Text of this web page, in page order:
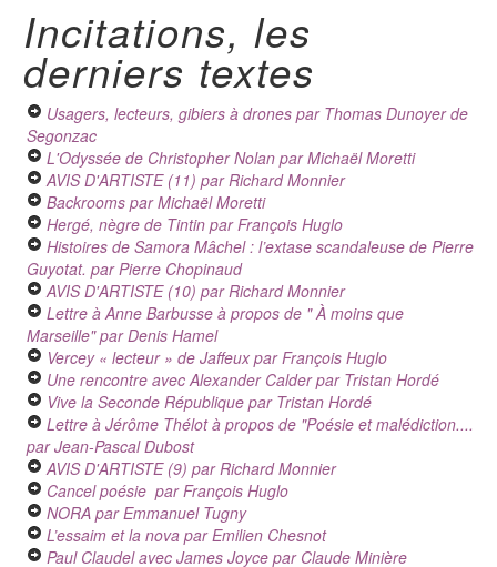
Incitations, les
derniers textes
Usagers, lecteurs, gibiers à drones par Thomas Dunoyer de
Segonzac
L'Odyssée de Christopher Nolan par Michaël Moretti
AVIS D'ARTISTE (11) par Richard Monnier
Backrooms par Michaël Moretti
Hergé, nègre de Tintin par François Huglo
Histoires de Samora Mâchel : l’extase scandaleuse de Pierre
Guyotat. par Pierre Chopinaud
AVIS D'ARTISTE (10) par Richard Monnier
Lettre à Anne Barbusse à propos de " À moins que
Marseille"par Denis Hamel
Vercey « lecteur » de Jaffeux par François Huglo
Une rencontre avec Alexander Calderpar Tristan Hordé
Vive la Seconde République par Tristan Hordé
Lettre à Jérôme Thélot à propos de "Poésie et malédiction....
par Jean-Pascal Dubost
AVIS D'ARTISTE (9) par Richard Monnier
Cancel poésie par François Huglo
NORA par Emmanuel Tugny
L’essaim et la nova par Emilien Chesnot
Paul Claudel avec James Joyce par Claude Minière